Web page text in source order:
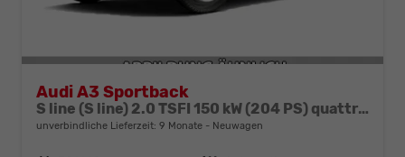
Audi A3 Sportback
S line (S line) 2.0 TSFI 150 kW (204 PS) quattro 7-Gang tronic
unverbindliche Lieferzeit: 9 Monate Neuwagen